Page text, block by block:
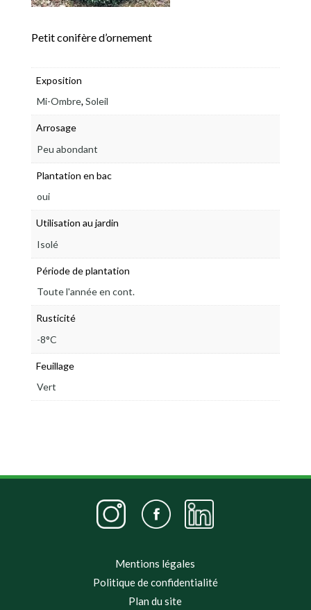
Petit conifère d’ornement
Exposition
Mi-Ombre,Soleil
Arrosage
Peu abondant
Plantation en bac
oui
Utilisation au jardin
Isolé
Période de plantation
Toute l'année en cont.
Rusticité
-8°C
Feuillage
Vert
Mentions légales
Politique de confidentialité
Plan du site